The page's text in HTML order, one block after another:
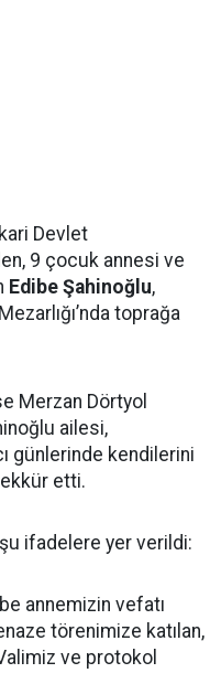
Devlet
9 çocuk annesi ve
Edibe Şahinoğlu,
toprağa
Merzan Dörtyol
ailesi,
günlerinde kendilerini
etti.
ifadelere yer verildi:
annemizin vefatı
törenimize katılan,
ve protokol